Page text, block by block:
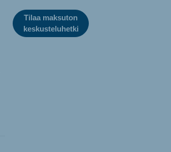
Tilaa maksuton
keskusteluhetki